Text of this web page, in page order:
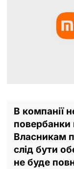
В компанії
повербанки
Власникам
слід бути
не буде